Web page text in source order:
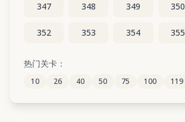
347 348 349 350
352 353 354 355
357
362 363 364 365
热门关卡：
10 26 40 50 75 100 119